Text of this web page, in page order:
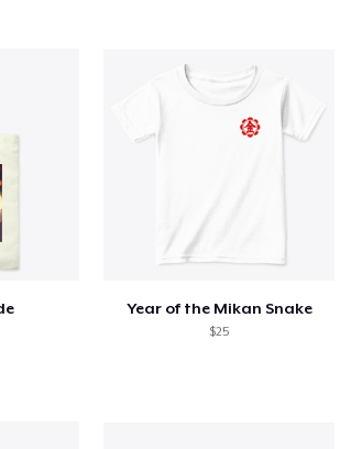
Year of the Mikan Snake
$25